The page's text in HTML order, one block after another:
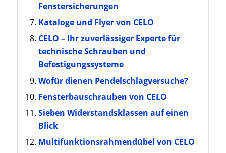
Fenstersicherungen
Kataloge und Flyer von CELO
CELO – Ihr zuverlässiger Experte für
technische Schrauben und
Befestigungssysteme
Wofür dienen Pendelschlagversuche?
Fensterbauschrauben von CELO
Sieben Widerstandsklassen auf einen
Blick
Multifunktionsrahmendübel von CELO